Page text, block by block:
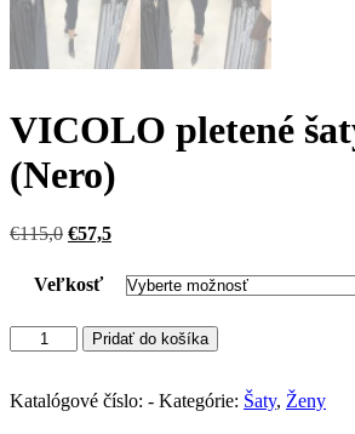
VICOLO pletené
(Nero)
€115,0 Pôvodná
bola:
€115,0.
€57,5Aktuálna
je:
€57,5.
Veľkosť
množstvo
VICOLO
šaty
Pridať do košíka
Katalógové číslo: - Kategórie: Šaty, Ženy